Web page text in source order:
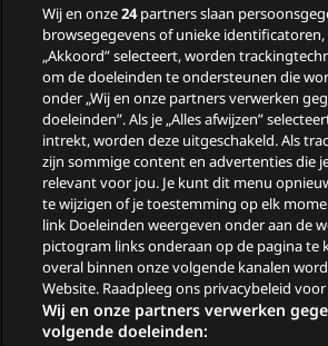
Nieuwe tv programma’s
in augustus
Wie zijn de gasten van
Zomergasten?
Woeste Grond
Wij en onze24partners slaan
browsegegevens of unieke identificatoren,
„Akkoord” selecteert, worden
om de doeleinden te ondersteunen die
onder „Wij en onze partners verwerken
doeleinden”. Als je „Alles afwijzen”
intrekt, worden deze uitgeschakeld. Als
zijn sommige content en advertenties die
relevant voor jou. Je kunt dit menu
te wijzigen of je toestemming op elk
link Doeleinden weergeven onder aan de
pictogram links onderaan op de pagina te
overal binnen onze volgende kanalen
Website. Raadpleeg ons privacybeleid
Wij en onze partners verwerken
volgende doeleinden: